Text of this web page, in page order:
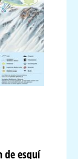
de esquí